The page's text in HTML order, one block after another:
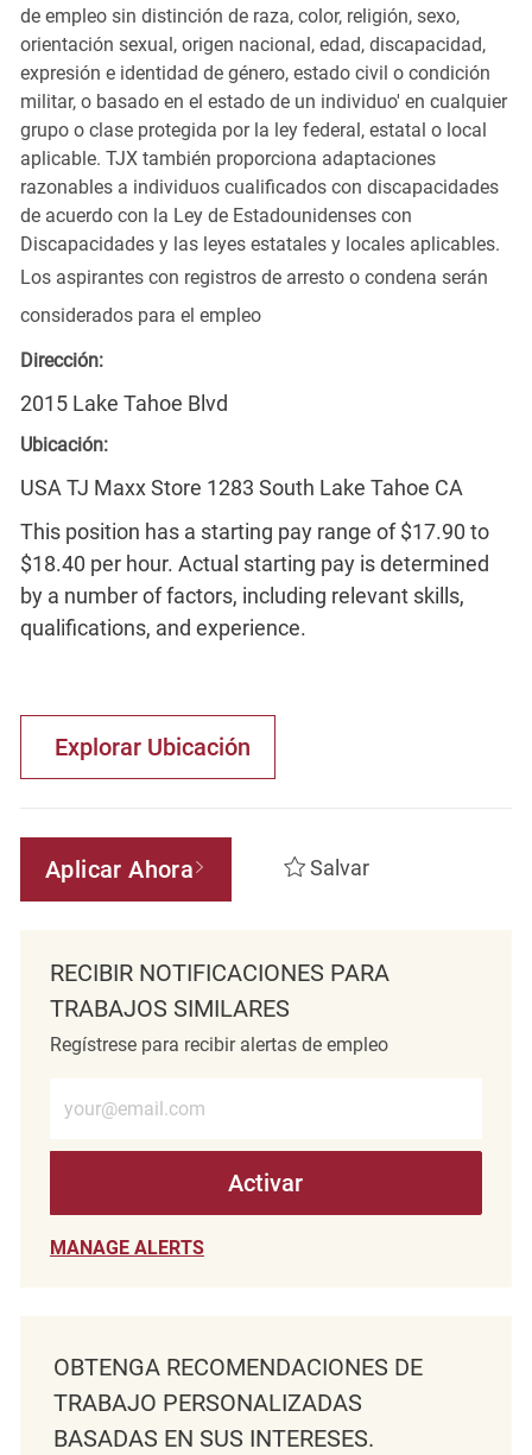
de empleo sin distinción de raza, color, religión, sexo,
orientación sexual, origen nacional, edad, discapacidad,
expresión e identidad de género, estado civil o condición
militar, o basado en el estado de un individuo' en cualquier
grupo o clase protegida por la ley federal, estatal o local
aplicable. TJX también proporciona adaptaciones
razonables a individuos cualificados con discapacidades
de acuerdo con la Ley de Estadounidenses con
Discapacidades y las leyes estatales y locales aplicables.
Los aspirantes con registros de arresto o condena serán
considerados para el empleo
Dirección:
2015 Lake Tahoe Blvd
Ubicación:
USA TJ Maxx Store 1283 South Lake Tahoe CA
This position has a starting pay range of $17.90 to
$18.40 per hour. Actual starting pay is determined
by a number of factors, including relevant skills,
qualifications, and experience.
Explorar Ubicación
Aplicar Ahora Salvar
RECIBIR NOTIFICACIONES PARA
TRABAJOS SIMILARES
Regístrese para recibir alertas de empleo
Activar
MANAGE ALERTS
OBTENGA RECOMENDACIONES DE
TRABAJO PERSONALIZADAS
BASADAS EN SUS INTERESES.